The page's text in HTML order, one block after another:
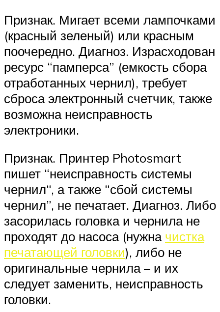
Признак. Мигает всеми лампочками
(красный зеленый) или красным
поочередно. Диагноз. Израсходован
ресурс “памперса” (емкость сбора
отработанных чернил), требует
сброса электронный счетчик, также
возможна неисправность
электроники.
Признак. Принтер Photosmart
пишет “неисправность системы
чернил“, а также “сбой системы
чернил”, не печатает. Диагноз. Либо
засорилась головка и чернила не
проходят до насоса (нужна чистка
печатающей головки), либо не
оригинальные чернила – и их
следует заменить, неисправность
головки.